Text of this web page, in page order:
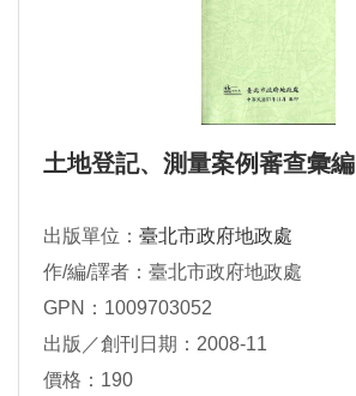
土地登記、測量案例審查彙編
出版單位： 臺北市政府地政處
作/編/譯者：臺北市政府地政處
GPN：1009703052
出版／創刊日期：2008-11
價格：190